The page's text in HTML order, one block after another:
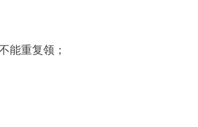
能重复领；